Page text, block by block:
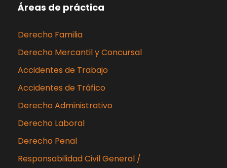
Áreas de práctica
Derecho Familia
Derecho Mercantil y Concursal
Accidentes de Trabajo
Accidentes de Tráfico
Derecho Administrativo
Derecho Laboral
Derecho Penal
Responsabilidad Civil General /